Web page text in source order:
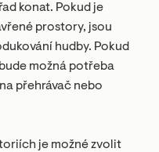
konat. Pokud je
prostory, jsou
hudby. Pokud
možná potřeba
přehrávač nebo
je možné zvolit